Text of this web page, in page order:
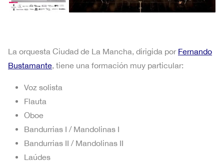
La orquesta Ciudad de La Mancha, dirigida por Fernando
Bustamante, tiene una formación muy particular:
Voz solista
Flauta
Oboe
Bandurrias I / Mandolinas I
Bandurrias II / Mandolinas II
Laúdes